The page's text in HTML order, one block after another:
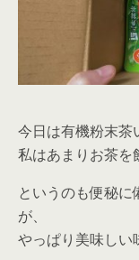
今日は有機粉末茶
私はあまりお茶を
というのも便秘
が、
やっぱり美味しい